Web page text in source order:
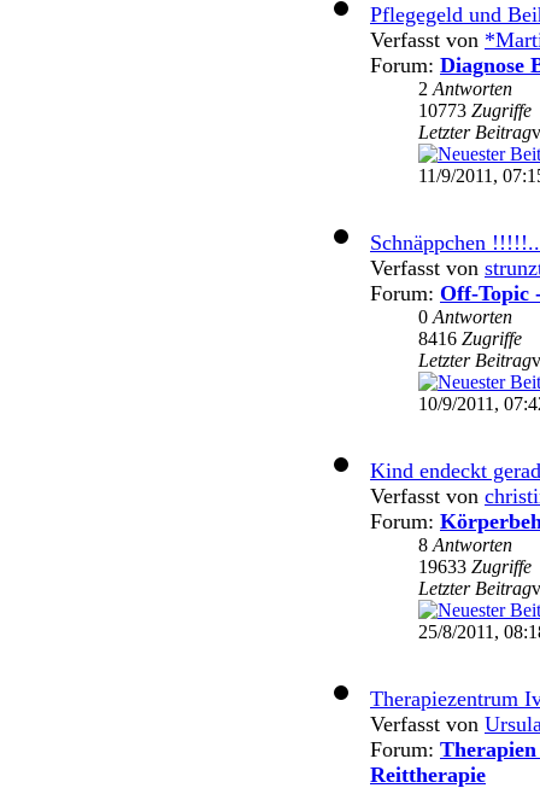
Pflegegeld und
Verfasst von
Forum: Diagnose
2 Antworten
10773 Zugriffe
Letzter Beitrag
11/9/2011,
Schnäppchen
Verfasst von
Forum: Off-Topic
0 Antworten
8416 Zugriffe
Letzter Beitrag
10/9/2011,
Kind endeckt
Verfasst von
Forum:
8 Antworten
19633 Zugriffe
Letzter Beitrag
25/8/2011,
Therapiezentrum
Verfasst von
Forum:
Reittherapie